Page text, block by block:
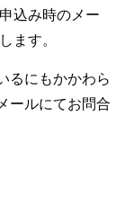
込み時のメー
ます。
るにもかかわら
ールにてお問合